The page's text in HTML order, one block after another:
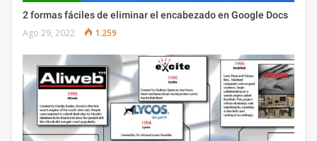
2 formas fáciles de eliminar el encabezado en Google Docs
Ago 29, 2022 1.259